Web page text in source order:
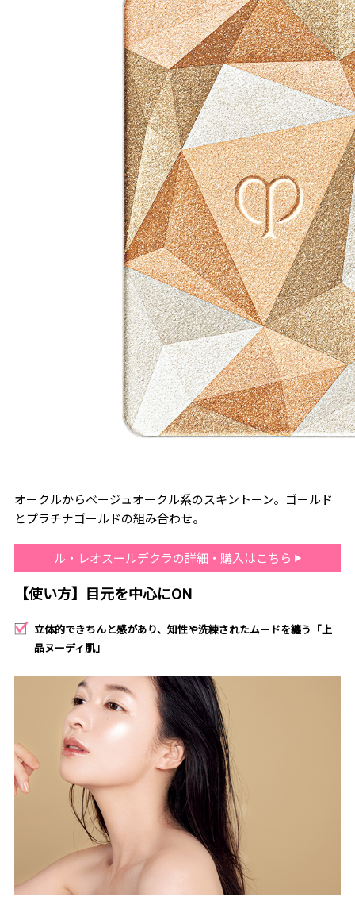
オークルからベージュオークル系のスキントーン。ゴールド
とプラチナゴールドの組み合わせ。
ル・レオスールデクラの詳細・購入はこちら
【使い方】目元を中心にON
立体的できちんと感があり、知性や洗練されたムードを纏う「上
品ヌーディ肌」